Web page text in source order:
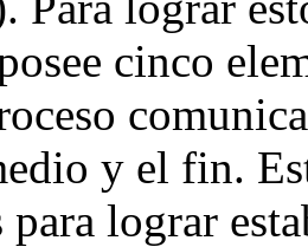
cinco
y el fin.
lograr